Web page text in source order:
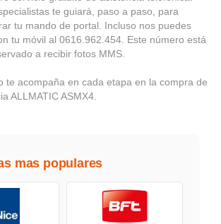
te guiará, paso a paso, para
tu mando de portal. Incluso nos puedes
tu móvil al 0616.962.454. Este número está
a recibir fotos MMS.
te acompaña en cada etapa en la compra de
ALLMATIC ASMX4.
mas populares